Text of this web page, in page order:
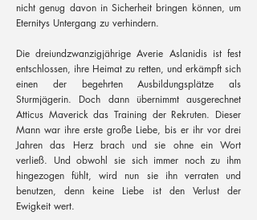
nicht genug davon in Sicherheit bringen können, um
Eternitys Untergang zu verhindern.
Die dreiundzwanzigjährige Averie Aslanidis ist fest
entschlossen, ihre Heimat zu retten, und erkämpft sich
einen der begehrten Ausbildungsplätze als
Sturmjägerin. Doch dann übernimmt ausgerechnet
Atticus Maverick das Training der Rekruten. Dieser
Mann war ihre erste große Liebe, bis er ihr vor drei
Jahren das Herz brach und sie ohne ein Wort
verließ. Und obwohl sie sich immer noch zu ihm
hingezogen fühlt, wird nun sie ihn verraten und
benutzen, denn keine Liebe ist den Verlust der
Ewigkeit wert.